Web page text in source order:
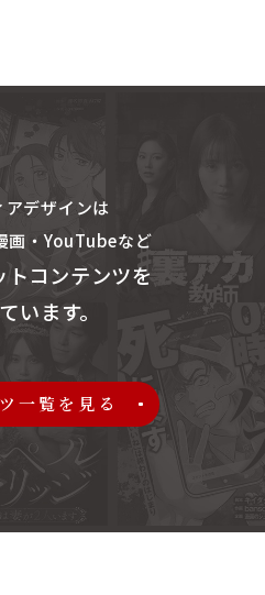
デザインは
画・YouTubeなど
トコンテンツを
います。
一覧を見る